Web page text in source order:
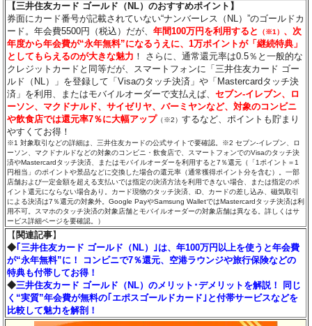
【三井住友カード ゴールド（NL）のおすすめポイント】
券面にカード番号が記載されていない“ナンバーレス（NL）”のゴールドカ
ード。年会費5500円（税込）だが、年間100万円を利用すると （※1） 、次
年度から年会費が“永年無料”になるうえに、1万ポイントが「継続特典」
としてもらえるのが大きな魅力 ！ さらに、通常還元率は0.5％と一般的な
クレジットカードと同等だが、スマートフォンに「三井住友カード ゴー
ルド（NL）」を登録して「Visaのタッチ決済」や「Mastercardタッチ決
済」を利用、またはモバイルオーダーで支払えば、セブン‐イレブン、ロ
ーソン、マクドナルド、サイゼリヤ、バーミヤンなど、対象のコンビニ
や飲食店では還元率7％に大幅アップ （※2）するなど、ポイントも貯まり
やすくてお得！
※1 対象取引などの詳細は、三井住友カードの公式サイトで要確認。※2 セブン‐イレブン、ロ
ーソン、マクドナルドなどの対象のコンビニ・飲食店で、スマートフォンでのVisaのタッチ決
済やMastercardタッチ決済、またはモバイルオーダーを利用すると7％還元（「1ポイント＝1
円相当」のポイントや景品などに交換した場合の還元率（通常獲得ポイント分を含む）。一部
店舗および一定金額を超える支払いでは指定の決済方法を利用できない場合、または指定のポ
イント還元にならない場合あり。カード現物のタッチ決済、iD、カードの差し込み、磁気取引
による決済は7％還元の対象外。Google PayやSamsung WalletではMastercardタッチ決済は利
用不可。スマホのタッチ決済の対象店舗とモバイルオーダーの対象店舗は異なる。詳しくはサ
ービス詳細ページを要確認。）
【 関連記事】
◆｢三井住友カード ゴールド（NL）｣は、年100万円以上を使うと年会費
が“永年無料”に！ コンビニで7％還元、空港ラウンジや旅行保険などの
特典も付帯してお得！
◆三井住友カード ゴールド（NL）のメリット･デメリットを解説！ 同じ
く“実質”年会費が無料の｢エポスゴールドカード｣と付帯サービスなどを
比較して魅力を解剖！